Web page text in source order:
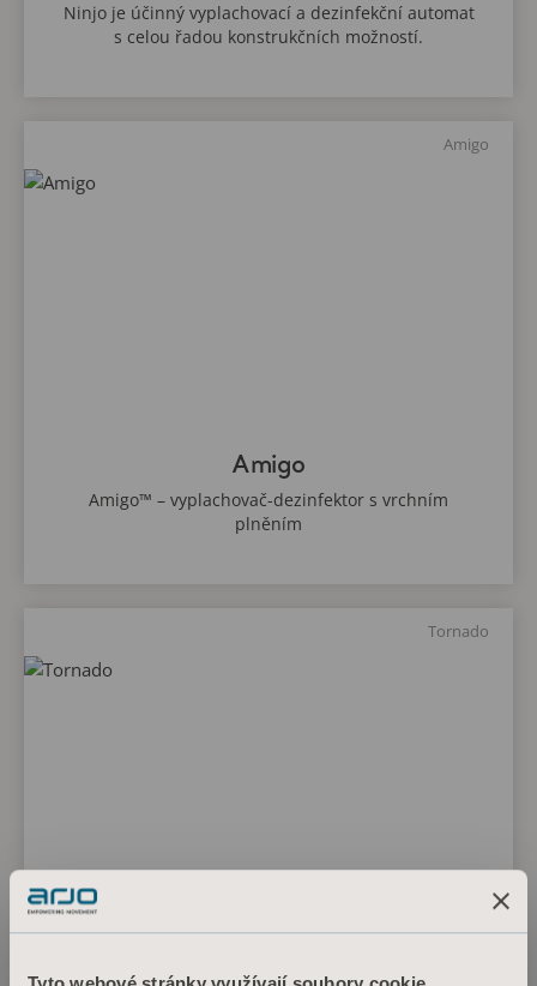
Ninjo je účinný vyplachovací a dezinfekční automat
s celou řadou konstrukčních možností.
Amigo
Amigo
Amigo™ – vyplachovač-dezinfektor s vrchním
plněním
Tornado